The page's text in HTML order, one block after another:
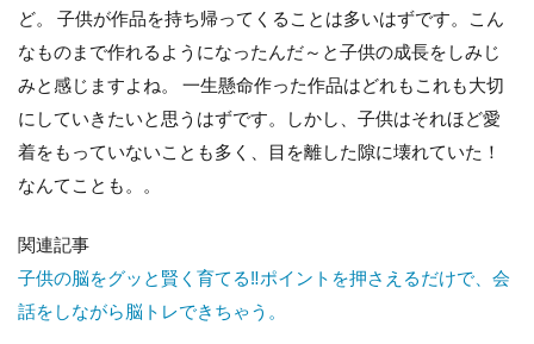
法
3.1
小さ
なも
の・
飾れ
の
3.2
壊れ
やす
ど。 子供が作品を持ち帰ってくることは多いはずです。こん
なものまで作れるようになったんだ～と子供の成長をしみじ
みと感じますよね。 一生懸命作った作品はどれもこれも大切
にしていきたいと思うはずです。しかし、子供はそれほど愛
着をもっていないことも多く、目を離した隙に壊れていた！
なんてことも。。
関連記事
子供の脳をグッと賢く育てる‼ポイントを押さえるだけで、会
話をしながら脳トレできちゃう。